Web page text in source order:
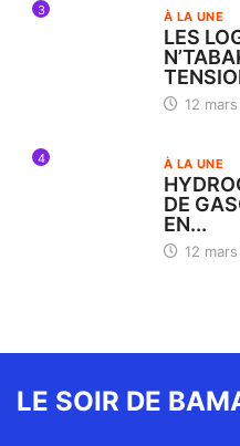
3 À LA UNE
LES
12
4 À LA UNE
DE
EN...
12
LE SOIR DE